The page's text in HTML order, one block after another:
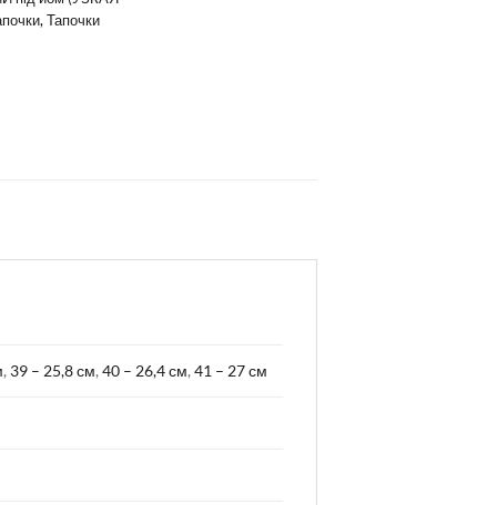
, Тапочки
, 39 – 25,8 см,40 – 26,4 см,41 – 27 см